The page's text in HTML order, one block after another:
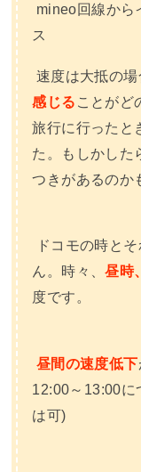
mineo回線から
ス
速度は大抵の
感じる ことがど
旅行に行ったと
た。もしかした
つきがあるのか
ドコモの時と
ん。時々、昼時
度です。
昼間の速度低下
12:00～13:00に
は可)